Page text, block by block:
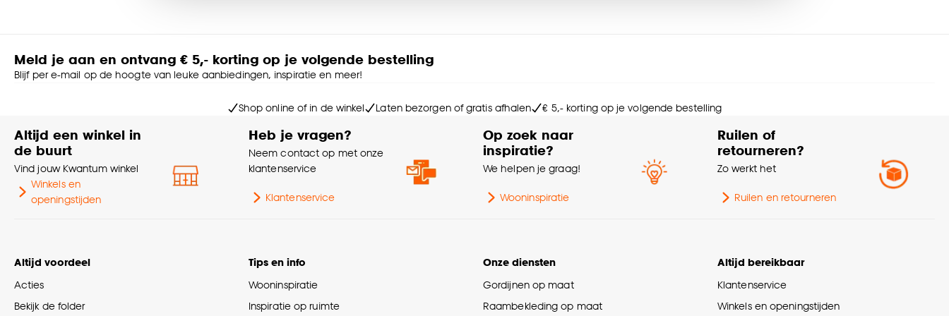
Kleurtint Bruin
Meld je aan en ontvang € 5,- korting op je volgende bestelling
Blijf per e-mail op de hoogte van leuke aanbiedingen, inspiratie en meer!
Shop online of in de winkel Laten bezorgen of gratis afhalen € 5,- korting op je volgende bestelling
Altijd een winkel in
de buurt
Vind jouw Kwantum winkel
Winkels en
openingstijden
Heb je vragen?
Neem contact op met onze
klantenservice
Klantenservice
Op zoek naar
inspiratie?
We helpen je graag!
Wooninspiratie
Ruilen of
retourneren?
Zo werkt het
Ruilen en retourneren
Altijd voordeel
Acties
Bekijk de folder
Tips en info
Wooninspiratie
Inspiratie op ruimte
Onze diensten
Gordijnen op maat
Raambekleding op maat
Altijd bereikbaar
Klantenservice
Winkels en openingstijden